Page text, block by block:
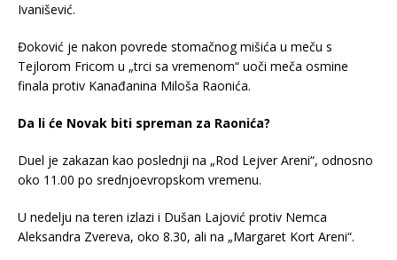
Ivanišević.
Đoković je nakon povrede stomačnog mišića u meču s
Tejlorom Fricom u „trci sa vremenom“ uoči meča osmine
finala protiv Kanađanina Miloša Raonića.
Da li će Novak biti spreman za Raonića?
Duel je zakazan kao poslednji na „Rod Lejver Areni“, odnosno
oko 11.00 po srednjoevropskom vremenu.
U nedelju na teren izlazi i Dušan Lajović protiv Nemca
Aleksandra Zvereva, oko 8.30, ali na „Margaret Kort Areni“.